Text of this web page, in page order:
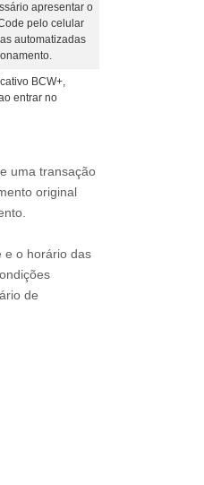
apresentar o
pelo celular
automatizadas
BCW+,
entrar no
uma transação
original
e o horário das
de